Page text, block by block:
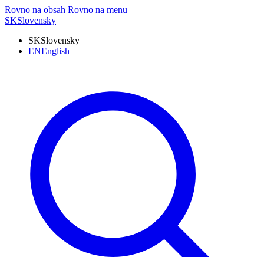
Rovno na obsah Rovno na menu
SKSlovensky
SKSlovensky
ENEnglish